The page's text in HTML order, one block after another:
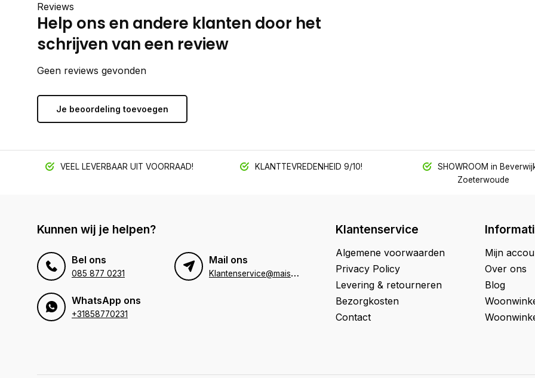
Reviews
Help ons en andere klanten door het
schrijven van een review
Geen reviews gevonden
Je beoordeling toevoegen
VEEL LEVERBAAR UIT VOORRAAD! KLANTTEVREDENHEID 9/10!
SHOWROOM in
Zoeterwoude
Kunnen wij je helpen?
Bel ons
085 877 0231
Mail ons
K
lantenservice@maison33.nl
WhatsApp ons
+31858770231
Klantenservice
Algemene voorwaarden
Privacy Policy
Levering & retourneren
Bezorgkosten
Contact
Mijn
Over ons
Blog